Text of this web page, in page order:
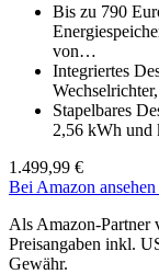
Bis zu 790
von…
Integriertes
Stapelbares
2,56 kWh und
1.499,99 €
Bei Amazon ansehen
Als Amazon-Partner
Preisangaben inkl.
Gewähr.